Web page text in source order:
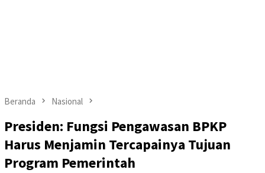
Beranda Nasional
Presiden: Fungsi Pengawasan BPKP
Harus Menjamin Tercapainya Tujuan
Program Pemerintah